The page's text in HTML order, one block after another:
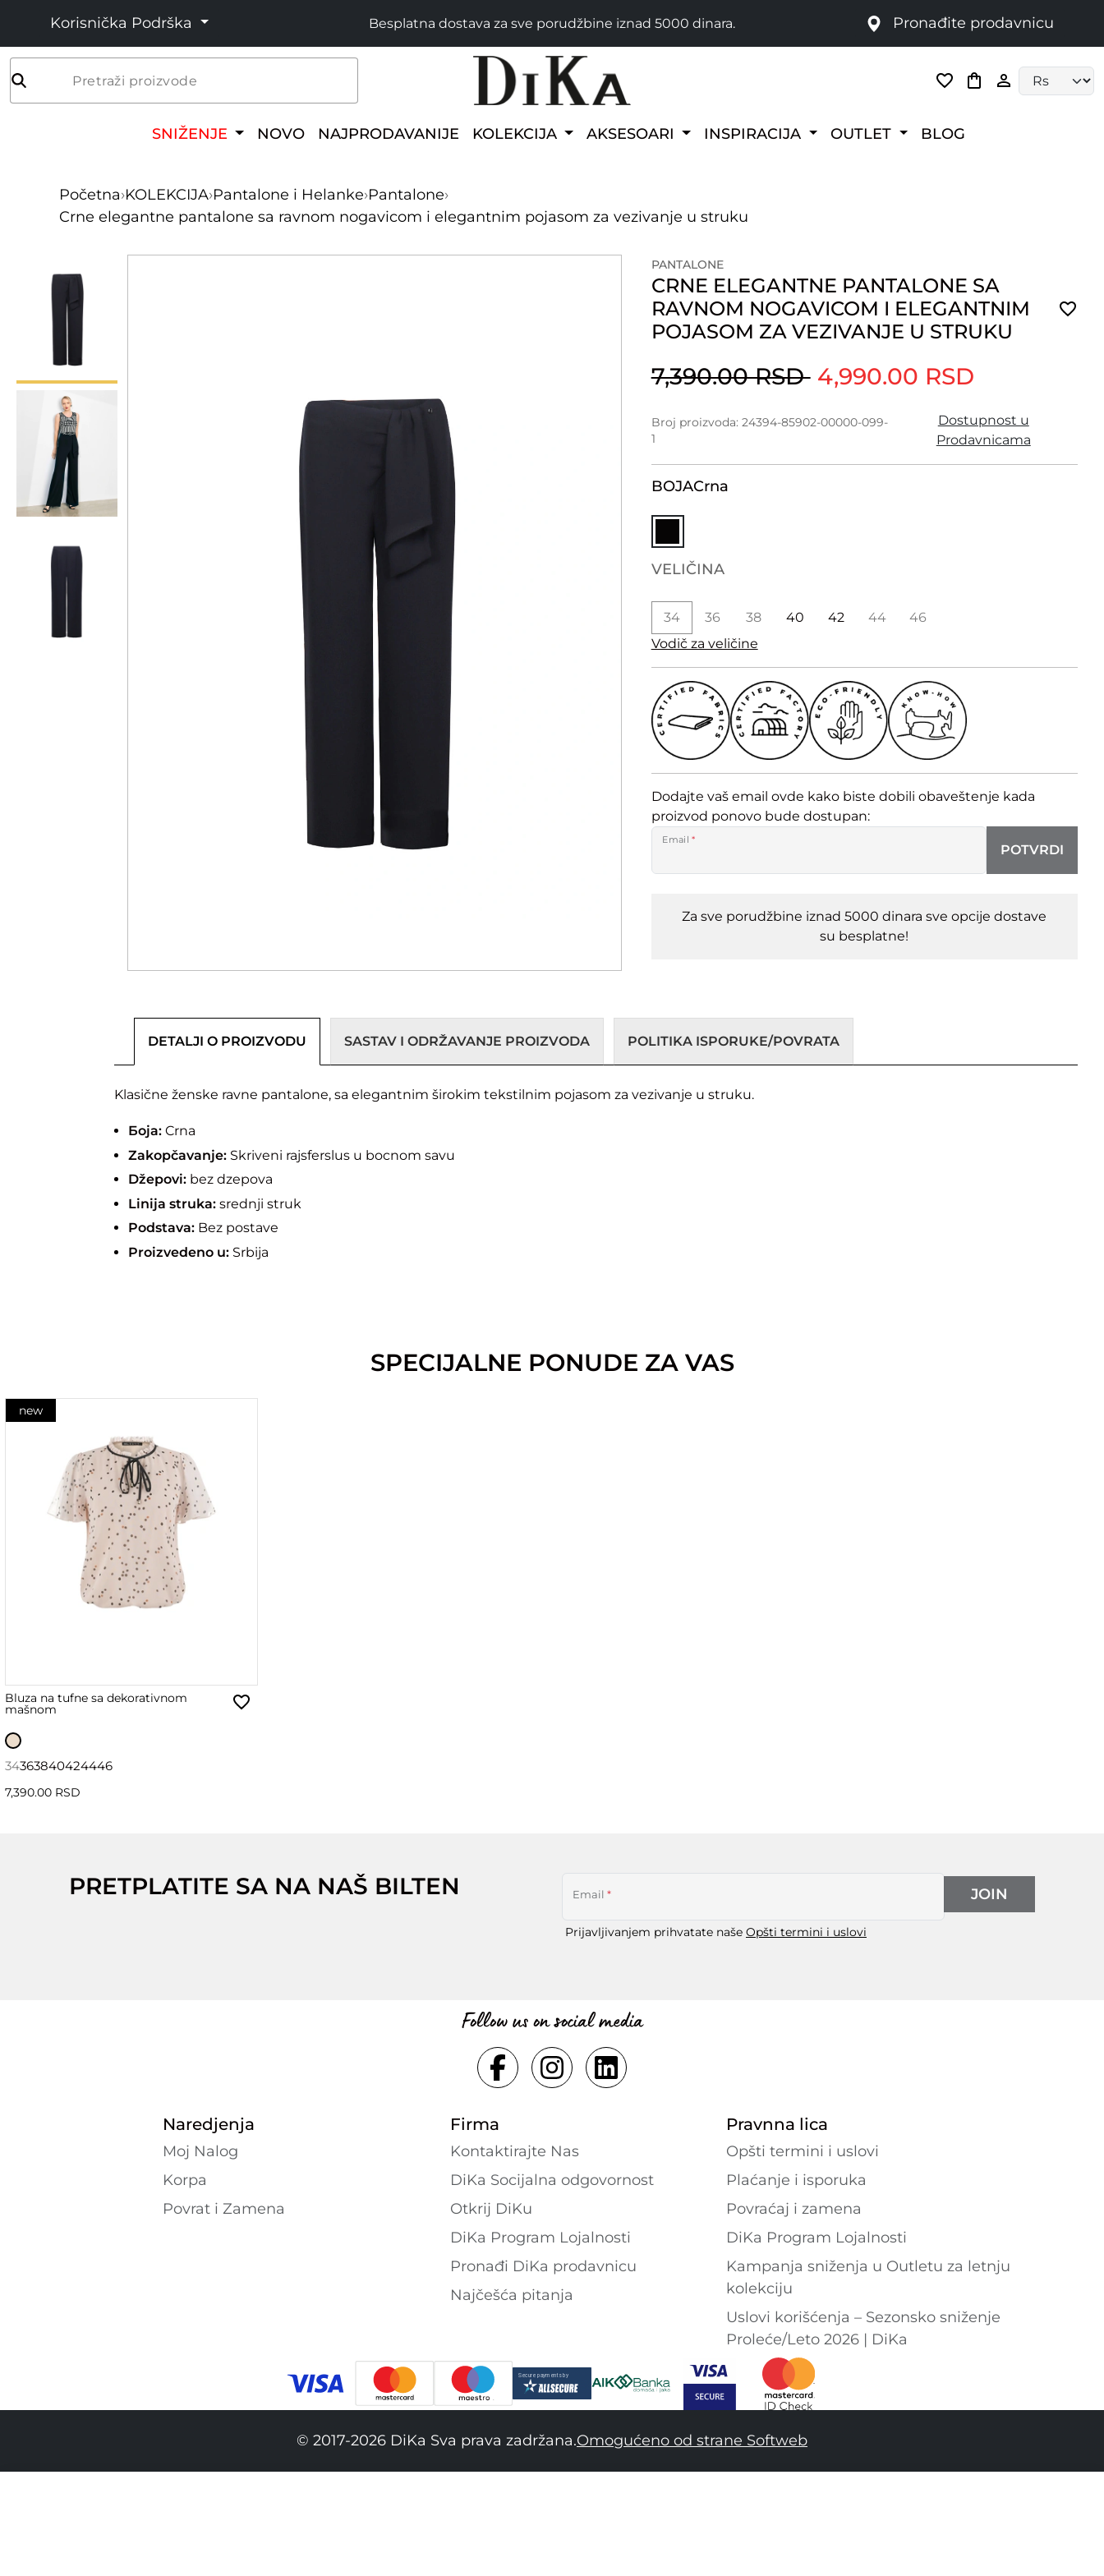
Korisnička Podrška Besplatna dostava za sve porudžbine iznad 5000 dinara. Pronađite prodavnicu
Pretraži proizvode
SNIŽENJE NOVO NAJPRODAVANIJE KOLEKCIJA AKSESOARI INSPIRACIJA OUTLET BLOG
Početna›KOLEKCIJA›Pantalone i Helanke›Pantalone›
Crne elegantne pantalone sa ravnom nogavicom i elegantnim pojasom za vezivanje u struku
PANTALONE
CRNE ELEGANTNE PANTALONE SA
RAVNOM NOGAVICOM I ELEGANTNIM
POJASOM ZA VEZIVANJE U STRUKU
7,390.00 RSD 4,990.00 RSD
Broj proizvoda: 24394-85902-00000-099-
1
Dostupnost u
Prodavnicama
BOJACrna
VELIČINA
34 36 38 40 42 44
46
Vodič za veličine
Dodajte vaš email ovde kako biste dobili obaveštenje kada
proizvod ponovo bude dostupan:
Email *
POTVRDI
Za sve porudžbine iznad 5000 dinara sve opcije dostave
su besplatne!
DETALJI O PROIZVODU SASTAV I ODRŽAVANJE PROIZVODA POLITIKA ISPORUKE/POVRATA
Klasične ženske ravne pantalone, sa elegantnim širokim tekstilnim pojasom za vezivanje u struku.
Боја: Crna
Zakopčavanje: Skriveni rajsferslus u bocnom savu
Džepovi: bez dzepova
Linija struka: srednji struk
Podstava: Bez postave
Proizvedeno u: Srbija
SPECIJALNE PONUDE ZA VAS
new
Bluza na tufne sa dekorativnom
mašnom
34363840424446
7,390.00 RSD
PRETPLATITE SA NA NAŠ BILTEN Email *
Prijavljivanjem prihvatate naše Opšti termini i uslovi
JOIN
Follow us on social media
Naredjenja
Moj Nalog
Korpa
Povrat i Zamena
Firma
Kontaktirajte Nas
DiKa Socijalna odgovornost
Otkrij DiKu
DiKa Program Lojalnosti
Pronađi DiKa prodavnicu
Najčešća pitanja
Pravnna lica
Opšti termini i uslovi
Plaćanje i isporuka
Povraćaj i zamena
DiKa Program Lojalnosti
Kampanja sniženja u Outletu za letnju
kolekciju
Uslovi korišćenja – Sezonsko sniženje
Proleće/Leto 2026 | DiKa
© 2017-2026 DiKa Sva prava zadržana.Omogućeno od strane Softweb